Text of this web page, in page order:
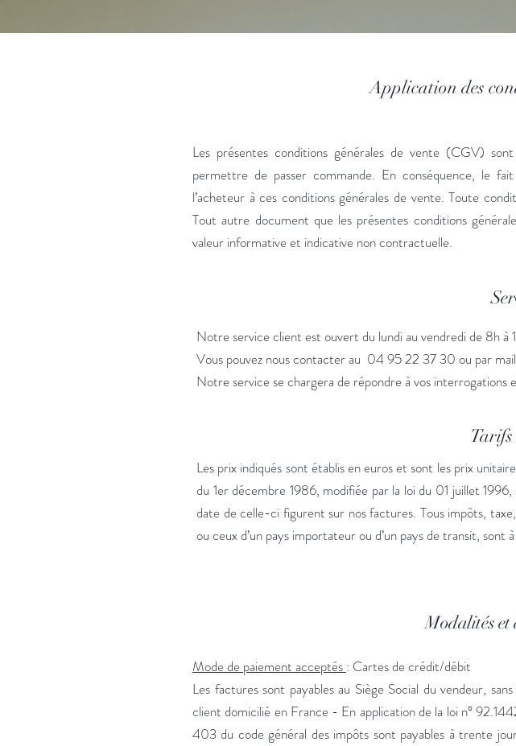
Application des
Les présentes conditions générales de vente (CGV)
permettre de passer commande. En conséquence, le
l’acheteur à ces conditions générales de vente. Toute
Tout autre document que les présentes conditions
valeur informative et indicative non contractuelle.
Notre service client est ouvert du lundi au vendredi de 8h à
Vous pouvez nous contacter au 04 95 22 37 30 ou par
Notre service se chargera de répondre à vos interrogations
Tarifs
Les prix indiqués sont établis en euros et sont les prix
du 1er décembre 1986, modifiée par la loi du 01 juillet
date de celle-ci figurent sur nos factures. Tous impôts,
ou ceux d’un pays importateur ou d’un pays de transit, sont
Modalités et
Mode de paiement acceptés : Cartes de crédit/débit
Les factures sont payables au Siège Social du vendeur,
client domicilié en France - En application de la loi n°
403 du code général des impôts sont payables à trente